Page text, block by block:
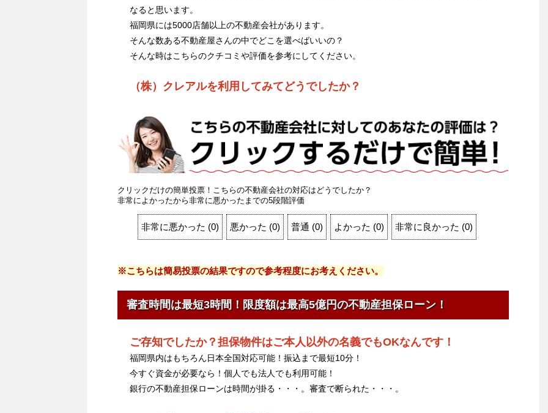
なると思います。
福岡県には5000店舗以上の不動産会社があります。
そんな数ある不動産屋さんの中でどこを選べばいいの？
そんな時はこちらのクチコミや評価を参考にしてください。
（株）クレアルを利用してみてどうでしたか？
クリックだけの簡単投票！こちらの不動産会社の対応はどうでしたか？
非常によかったから非常に悪かったまでの5段階評価
非常に悪かった (0) 悪かった (0) 普通 (0) よかった (0) 非常に良かった (0)
※こちらは簡易投票の結果ですので参考程度にお考えください。
審査時間は最短3時間！限度額は最高5億円の不動産担保ローン！
ご存知でしたか？担保物件はご本人以外の名義でもOKなんです！
福岡県内はもちろん日本全国対応可能！振込まで最短10分！
今すぐ資金が必要なら！個人でも法人でも利用可能！
銀行の不動産担保ローンは時間が掛る・・・。審査で断られた・・・。